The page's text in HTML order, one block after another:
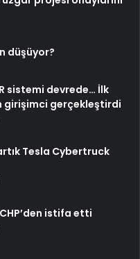
düşüyor?
sistemi devrede… İlk
girişimci gerçekleştirdi
Tesla Cybertruck
istifa etti